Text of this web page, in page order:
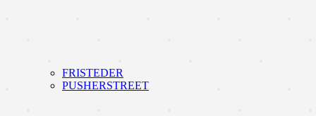
FRISTEDER
PUSHERSTREET